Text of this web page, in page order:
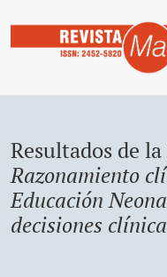
Resultados de
Razonamiento
Educación
decisiones clínica